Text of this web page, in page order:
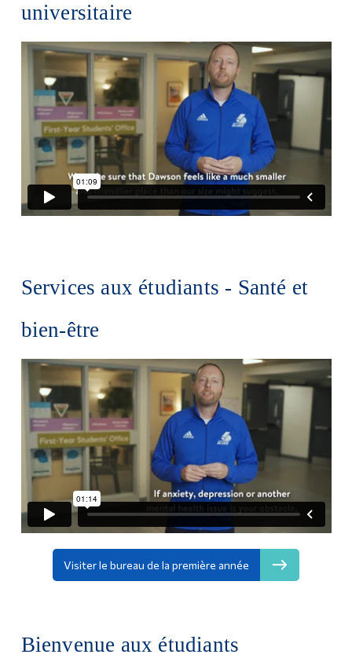
universitaire
Services aux étudiants - Santé et
bien-être
Visiter le bureau de la première année
Bienvenue aux étudiants